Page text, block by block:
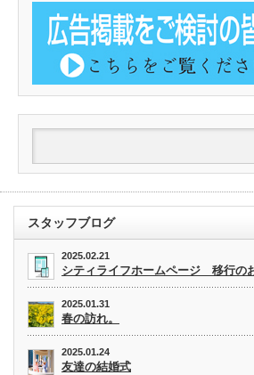
スタッフブログ
2025.02.21
シティライフホームページ 移行の
2025.01.31
春の訪れ。
2025.01.24
友達の結婚式